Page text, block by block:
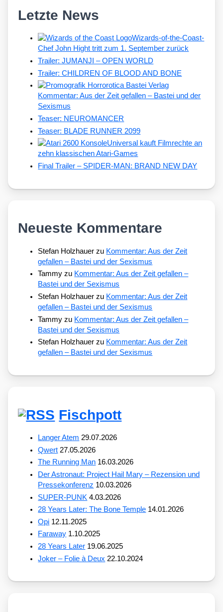
Letzte News
Wizards-of-the-Coast-
Chef John Hight tritt zum 1. September zurück
Trailer: JUMANJI – OPEN WORLD
Trailer: CHILDREN OF BLOOD AND BONE
Kommentar: Aus der Zeit gefallen – Bastei und der
Sexismus
Teaser: NEUROMANCER
Teaser: BLADE RUNNER 2099
Universal kauft Filmrechte an
zehn klassischen Atari-Games
Final Trailer – SPIDER-MAN: BRAND NEW DAY
Neueste Kommentare
Stefan Holzhauer zu Kommentar: Aus der Zeit
gefallen – Bastei und der Sexismus
Tammy zu Kommentar: Aus der Zeit gefallen –
Bastei und der Sexismus
Stefan Holzhauer zu Kommentar: Aus der Zeit
gefallen – Bastei und der Sexismus
Tammy zu Kommentar: Aus der Zeit gefallen –
Bastei und der Sexismus
Stefan Holzhauer zu Kommentar: Aus der Zeit
gefallen – Bastei und der Sexismus
Fischpott
Langer Atem 29.07.2026
Qwert 27.05.2026
The Running Man 16.03.2026
Der Astronaut: Project Hail Mary – Rezension und
Pressekonferenz 10.03.2026
SUPER-PUNK 4.03.2026
28 Years Later: The Bone Temple 14.01.2026
Opi 12.11.2025
Faraway 1.10.2025
28 Years Later 19.06.2025
Joker – Folie à Deux 22.10.2024